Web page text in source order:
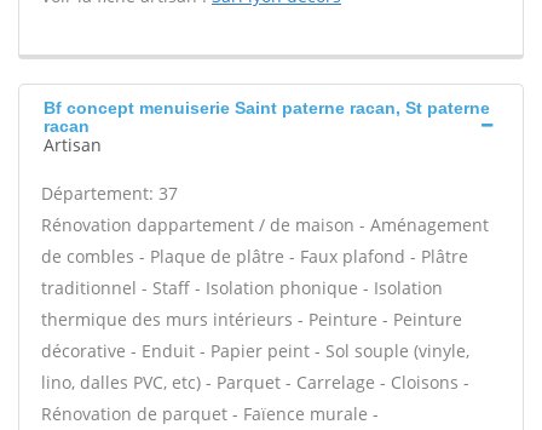
Bf concept menuiserie Saint paterne racan, St paterne
racan
Artisan
Département: 37
Rénovation dappartement / de maison - Aménagement
de combles - Plaque de plâtre - Faux plafond - Plâtre
traditionnel - Staff - Isolation phonique - Isolation
thermique des murs intérieurs - Peinture - Peinture
décorative - Enduit - Papier peint - Sol souple (vinyle,
lino, dalles PVC, etc) - Parquet - Carrelage - Cloisons -
Rénovation de parquet - Faïence murale -